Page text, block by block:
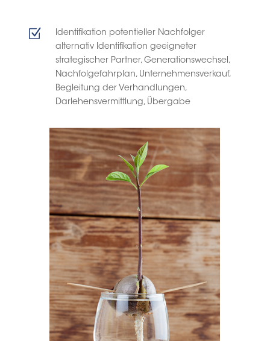
Z
Identifikation potentieller Nachfolger
alternativ Identifikation geeigneter
strategischer Partner, Generationswechsel,
Nachfolgefahrplan, Unternehmensverkauf,
Begleitung der Verhandlungen,
Darlehensvermittlung, Übergabe